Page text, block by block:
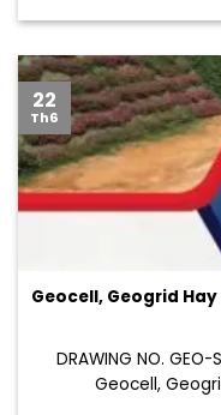
Geocell, Geogrid Hay
DRAWING NO. GEO-
Geocell,
22
Th6